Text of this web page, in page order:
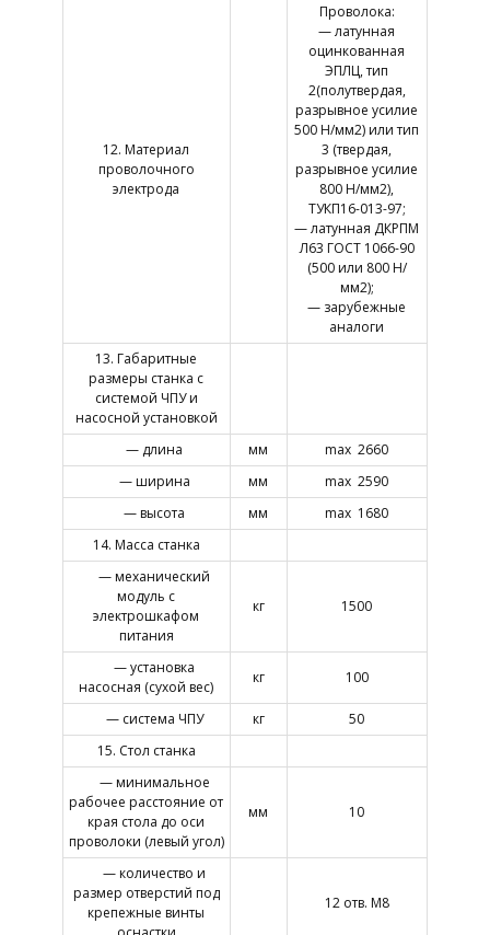
12. Материал
проволочного
электрода
Проволока:
— латунная
оцинкованная
ЭПЛЦ, тип
2(полутвердая,
разрывное усилие
500 Н/мм2) или тип
3 (твердая,
разрывное усилие
800 Н/мм2),
ТУКП16-013-97;
— латунная ДКРПМ
Л63 ГОСТ 1066-90
(500 или 800 Н/
мм2);
— зарубежные
аналоги
13. Габаритные
размеры станка с
системой ЧПУ и
насосной установкой
— длина
мм
max 2660
— ширина
мм
max 2590
— высота
мм
max 1680
14. Масса станка
— механический
модуль с
электрошкафом
питания
кг 1500
— установка
насосная (сухой вес)
кг 100
— система ЧПУ кг
50
15. Стол станка
— минимальное
рабочее расстояние от
края стола до оси
проволоки (левый угол)
мм 10
— количество и
размер отверстий под
крепежные винты
12 отв. М8